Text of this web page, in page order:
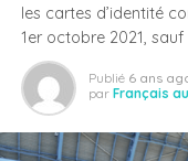
les cartes d’identité
1er octobre 2021,
Publié 6 ans
par Français